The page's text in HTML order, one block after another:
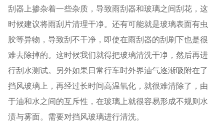
刮器上掺杂着一些杂质，导致雨刮器和玻璃之间刮花，这
时候建议将雨刮片清理干净。还有可能就是玻璃表面有虫
胶等异物，导致刮不干净，即使在雨刮器的刮刷下也是很
难去除掉的。这时候我们就得把玻璃清洗干净，然后再进
行刮水测试。另外如果日常行车时外界油气逐渐吸附在了
挡风玻璃上，再经过长时间高温氧化，就很难清除了，由
于油和水之间的互斥性，在玻璃上就很容易形成不规则水
渍与雾面。需要对挡风玻璃进行清洗。